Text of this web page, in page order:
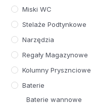
Miski WC
Stelaże Podtynkowe
Narzędzia
Regały Magazynowe
Kolumny Prysznciowe
Baterie
Baterie wannowe